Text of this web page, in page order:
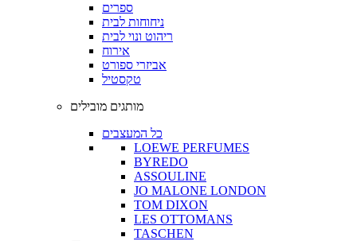
ספרים
ניחוחות לבית
ריהוט ונוי לבית
אירוח
אביזרי ספורט
טקסטיל
מותגים מובילים
כל המעצבים
LOEWE PERFUMES
BYREDO
ASSOULINE
JO MALONE LONDON
TOM DIXON
LES OTTOMANS
TASCHEN